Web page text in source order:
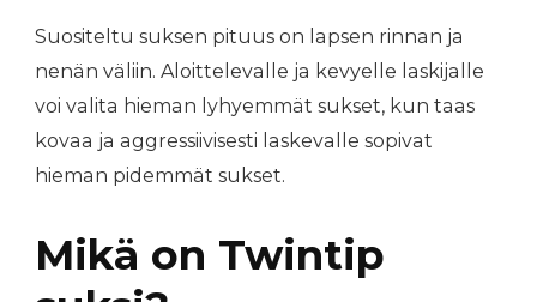
Suositeltu suksen pituus on lapsen rinnan ja
nenän väliin. Aloittelevalle ja kevyelle laskijalle
voi valita hieman lyhyemmät sukset, kun taas
kovaa ja aggressiivisesti laskevalle sopivat
hieman pidemmät sukset.
Mikä on Twintip